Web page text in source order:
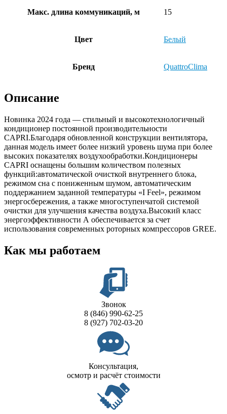
Макс. длина коммуникаций, м 15
Цвет Белый
Бренд QuattroClima
Описание
Новинка 2024 года — стильный и высокотехнологичный
кондиционер постоянной производительности
CAPRI.Благодаря обновленной конструкции вентилятора,
данная модель имеет более низкий уровень шума при более
высоких показателях воздухообработки.Кондиционеры
CAPRI оснащены большим количеством полезных
функций:автоматической очисткой внутрен­него блока,
режимом сна с пониженным шумом, автоматическим
поддержанием задан­ной температуры «I Feel», режимом
энергосбережения, а также многоступенчатой систе­мой
очистки для улучшения качества воздуха.Высокий класс
энергоэффективности А обеспечивается за счет
использования современных роторных компрессоров GREE.
Как мы работаем
Звонок
8 (846) 990-62-25
8 (927) 702-03-20
Консультация,
осмотр и расчёт стоимости